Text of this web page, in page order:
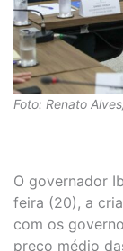
Foto: Renato
O governador
feira (20), a
com os
preço médio